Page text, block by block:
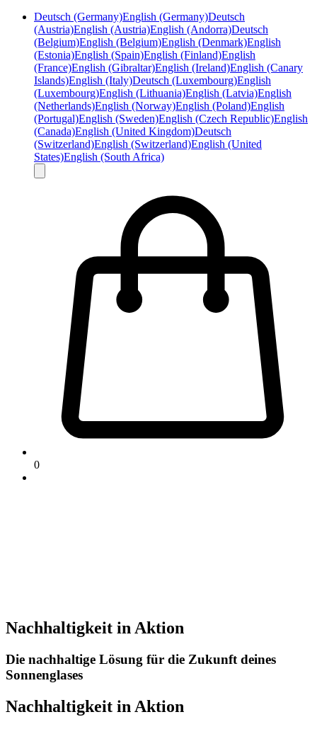
Deutsch (Germany)English (Germany)Deutsch
(Austria)English (Austria)English (Andorra)Deutsch
(Belgium)English (Belgium)English (Denmark)English
(Estonia)English (Spain)English (Finland)English
(France)English (Gibraltar)English (Ireland)English (Canary
Islands)English (Italy)Deutsch (Luxembourg)English
(Luxembourg)English (Lithuania)English (Latvia)English
(Netherlands)English (Norway)English (Poland)English
(Portugal)English (Sweden)English (Czech Republic)English
(Canada)English (United Kingdom)Deutsch
(Switzerland)English (Switzerland)English (United
States)English (South Africa)
0
Nachhaltigkeit in Aktion
Die nachhaltige Lösung für die Zukunft deines
Sonnenglases
Nachhaltigkeit in Aktion